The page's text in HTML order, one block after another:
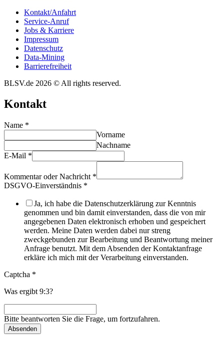
Kontakt/​​Anfahrt
Service-Anruf
Jobs & Karriere
Impres­sum
Daten­schutz
Data-Mining
Barrie­re­frei­heit
BLSV.de 2026 © All rights reserved.
Kontakt
Name *
Vorname
Nachname
E-Mail *
Kommentar oder Nachricht *
DSGVO-Einverständnis *
Ja, ich habe die Datenschutzerklärung zur Kenntnis
genommen und bin damit einverstanden, dass die von mir
angegebenen Daten elektronisch erhoben und gespeichert
werden. Meine Daten werden dabei nur streng
zweckgebunden zur Bearbeitung und Beantwortung meiner
Anfrage benutzt. Mit dem Absenden der Kontaktanfrage
erkläre ich mich mit der Verarbeitung einverstanden.
Captcha *
Was ergibt 9:3?
Bitte beantworten Sie die Frage, um fortzufahren.
Absenden